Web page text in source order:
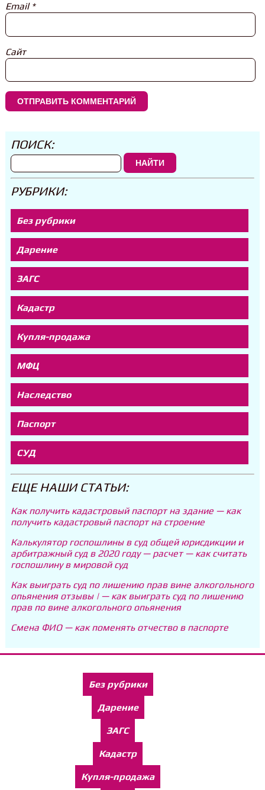
Email *
Сайт
ПОИСК:
НАЙТИ
РУБРИКИ:
Без рубрики
Дарение
ЗАГС
Кадастр
Купля-продажа
МФЦ
Наследство
Паспорт
СУД
ЕЩЕ НАШИ СТАТЬИ:
Как получить кадастровый паспорт на здание — как
получить кадастровый паспорт на строение
Калькулятор госпошлины в суд общей юрисдикции и
арбитражный суд в 2020 году — расчет — как считать
госпошлину в мировой суд
Как выиграть суд по лишению прав вине алкогольного
опьянения отзывы | — как выиграть суд по лишению
прав по вине алкогольного опьянения
Смена ФИО — как поменять отчество в паспорте
Без рубрики
Дарение
ЗАГС
Кадастр
Купля-продажа